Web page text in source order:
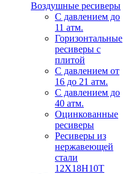
Воздушные ресиверы
С давлением до
11 атм.
Горизонтальные
ресиверы с
плитой
С давлением от
16 до 21 атм.
С давлением до
40 атм.
Оцинкованные
ресиверы
Ресиверы из
нержавеющей
стали
12Х18Н10Т